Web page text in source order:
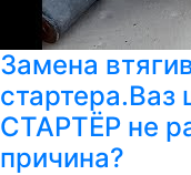
Замена
стартера.Ваз
СТАРТЁР не
причина?